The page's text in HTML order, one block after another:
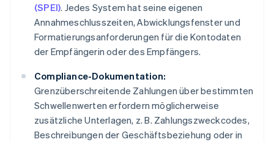
(SPEI). Jedes System hat seine eigenen
Annahmeschlusszeiten, Abwicklungsfenster und
Formatierungsanforderungen für die Kontodaten
der Empfängerin oder des Empfängers.
Compliance-Dokumentation:
Grenzüberschreitende Zahlungen über bestimmten
Schwellenwerten erfordern möglicherweise
zusätzliche Unterlagen, z. B. Zahlungszweckcodes,
Beschreibungen der Geschäftsbeziehung oder in